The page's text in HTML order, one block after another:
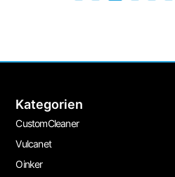
Kategorien
CustomCleaner
Vulcanet
Oinker